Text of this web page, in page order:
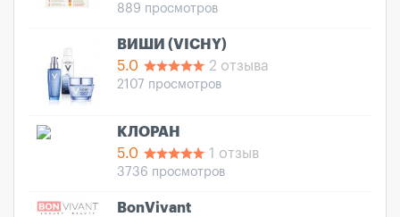
889 просмотров
ВИШИ (VICHY)
5.0
2 отзыва
2107 просмотров
КЛОРАН
5.0
1 отзыв
3736 просмотров
BonVivant